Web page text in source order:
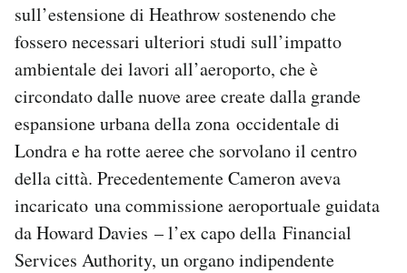
sull’estensione di Heathrow sostenendo che
fossero necessari ulteriori studi sull’impatto
ambientale dei lavori all’aeroporto, che è
circondato dalle nuove aree create dalla grande
espansione urbana della zona occidentale di
Londra e ha rotte aeree che sorvolano il centro
della città. Precedentemente Cameron aveva
incaricato una commissione aeroportuale guidata
da Howard Davies – l’ex capo della Financial
Services Authority, un organo indipendente